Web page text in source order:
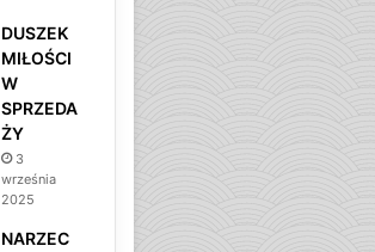
DUSZEK
MIŁOŚCI
W
SPRZEDA
ŻY
3
września
2025
NARZEC